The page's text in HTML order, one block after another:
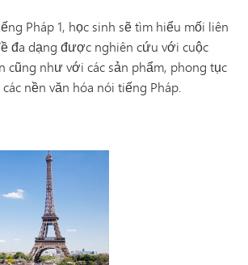
Pháp 1, học sinh sẽ tìm hiểu mối liên
đa dạng được nghiên cứu với cuộc
cũng như với các sản phẩm, phong tục
nền văn hóa nói tiếng Pháp.
Pháp I